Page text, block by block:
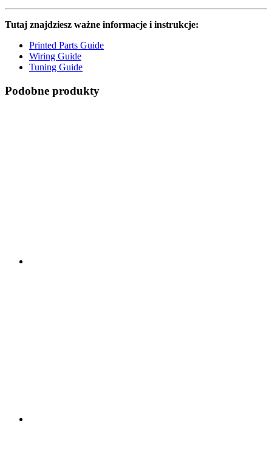
Tutaj znajdziesz ważne informacje i instrukcje:
Printed Parts Guide
Wiring Guide
Tuning Guide
Podobne produkty